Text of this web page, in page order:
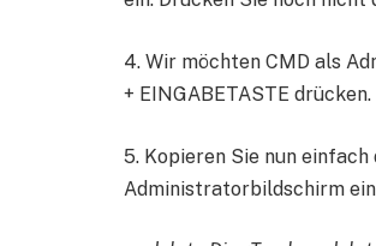
4. Wir möchten CMD als
+ EINGABETASTE drücken.
5. Kopieren Sie nun
Administratorbildschirm